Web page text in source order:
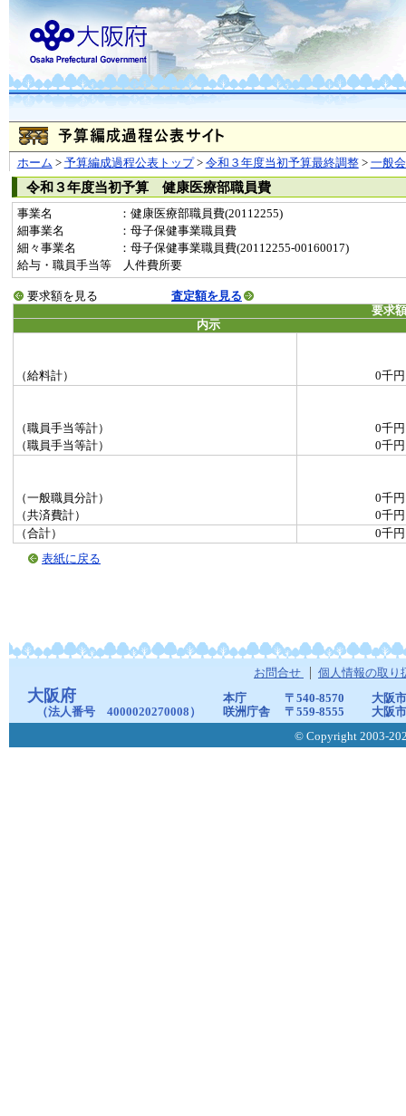
ホーム > 予算編成過程公表トップ> 令和３年度当初予算最終調整> 一般
令和３年度当初予算 健康医療部職員費
事業名
：健康医療部職員費(20112255)
細事業名
：母子保健事業職員費
細々事業名
：母子保健事業職員費(20112255-00160017)
給与・職員手当等 人件費所要
要求額を見る
査定額を見る
要求
内示
（給料計） 0千円
（職員手当等計）
0千円
（職員手当等計）
0千円
（一般職員分計）
0千円
（共済費計）
0千円
（合計）
0千円
表紙に戻る
お問合せ 個人情報の取り
大阪府
（法人番号 4000020270008）
本庁 〒540-8570
大阪
咲洲庁舎
〒559-8555
大阪
© Copyright 2003-